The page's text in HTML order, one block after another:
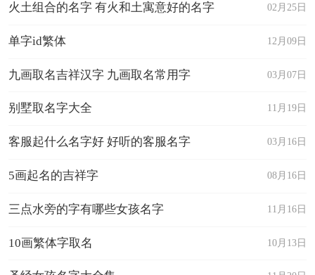
02月25日
火土组合的名字 有火和土寓意好的名字
12月09日
单字id繁体
03月07日
九画取名吉祥汉字 九画取名常用字
11月19日
别墅取名字大全
03月16日
客服起什么名字好 好听的客服名字
08月16日
5画起名的吉祥字
11月16日
三点水旁的字有哪些女孩名字
10月13日
10画繁体字取名